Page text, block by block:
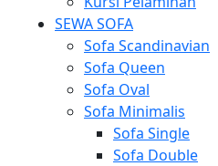
SEWA SOFA
Sofa Scandinavian
Sofa Queen
Sofa Oval
Sofa Minimalis
Sofa Single
Sofa Double